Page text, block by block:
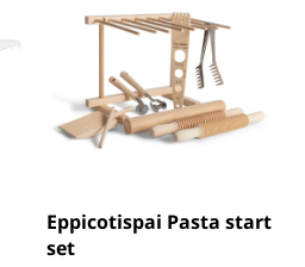
Eppicotispai Pasta start
set